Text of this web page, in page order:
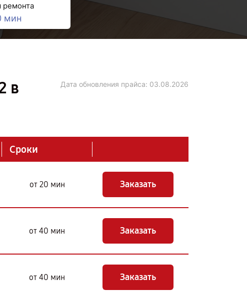
ремонта
мин
в
Дата обновления прайса: 03.08.2026
Сроки
от 20 мин Заказать
от 40 мин Заказать
от 40 мин Заказать